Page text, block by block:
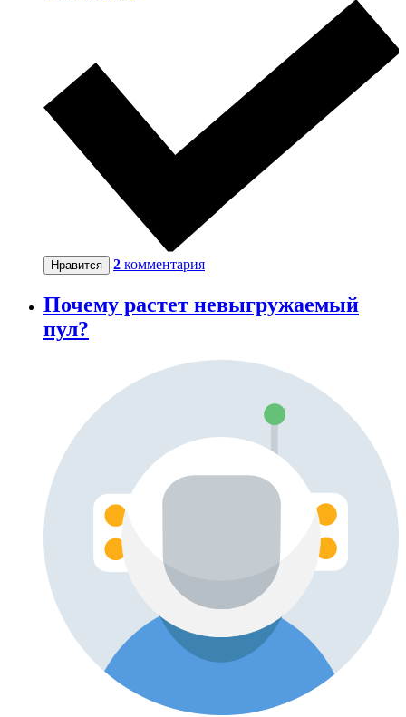
Нравится 2 комментария
Почему растет невыгружаемый
пул?